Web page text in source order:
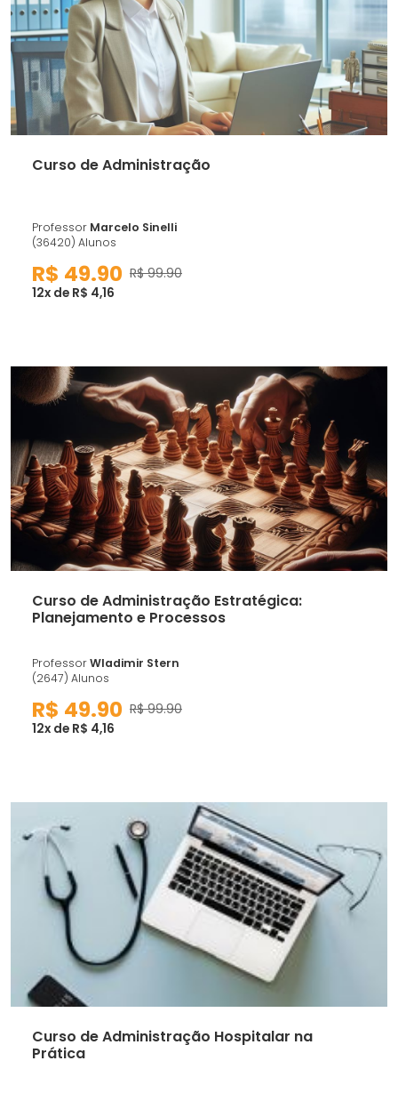
Curso de Administração
Professor Marcelo Sinelli
(36420) Alunos
R$ 49.90 R$ 99.90
12x de R$ 4,16
Curso de Administração Estratégica:
Planejamento e Processos
ProfessorWladimir Stern
(2647) Alunos
R$ 49.90 R$ 99.90
12x de R$ 4,16
Curso de Administração Hospitalar na
Prática